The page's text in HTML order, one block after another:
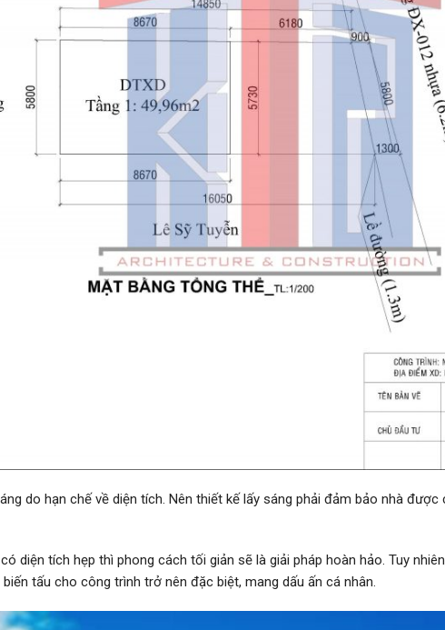
do hạn chế về diện tích. Nên thiết kế lấy sáng phải đảm bảo nhà
diện tích hẹp thì phong cách tối giản sẽ là giải pháp hoàn hảo. Tuy
tấu cho công trình trở nên đặc biệt, mang dấu ấn cá nhân.